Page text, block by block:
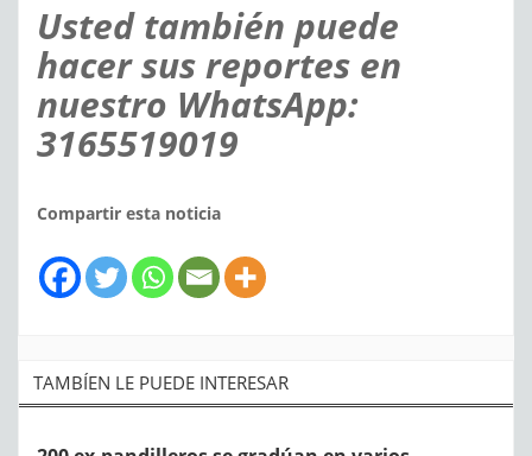
Usted también puede
hacer sus reportes en
nuestro WhatsApp:
3165519019
Compartir esta noticia
TAMBÍEN LE PUEDE INTERESAR